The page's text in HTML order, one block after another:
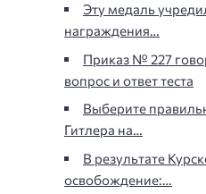
Эту медаль
награждения…
Приказ № 227
вопрос и ответ теста
Выберите
Гитлера на…
В результате
освобождение:…